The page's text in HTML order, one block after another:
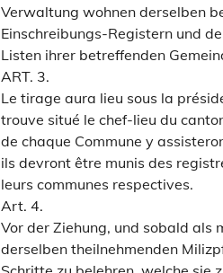
Verwaltung wohnen derselben
Einschreibungs-Registern und
Listen ihrer betreffenden
ART. 3.
Le tirage aura lieu sous la
trouve situé le chef-lieu du
de chaque Commune y
ils devront être munis des
leurs communes respectives.
Art. 4.
Vor der Ziehung, und sobald als
derselben theilnehmenden